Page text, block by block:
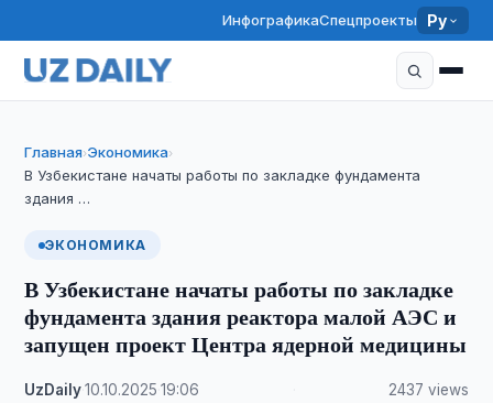
ИнфографикаСпецпроекты Ру
Главная›Экономика›
В Узбекистане начаты работы по закладке фундамента
здания …
ЭКОНОМИКА
В Узбекистане начаты работы по закладке
фундамента здания реактора малой АЭС и
запущен проект Центра ядерной медицины
UzDaily·10.10.2025 ·19:06 2437 views